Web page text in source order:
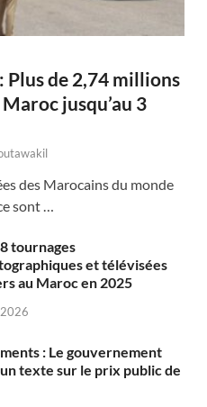
de 2,74 millions
jusqu’au 3
des Marocains du monde
sont …
tournages
et télévisées
au Maroc en 2025
: Le gouvernement
texte sur le prix public de